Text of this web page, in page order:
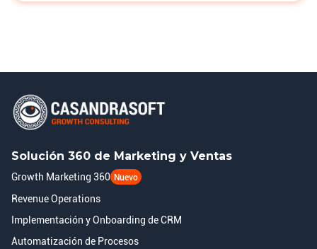
Solución 360 de Marketing y Ventas
Growth Marketing 360 Nuevo
Revenue Operations
Implementación y Onboarding de CRM
Automatización de Procesos